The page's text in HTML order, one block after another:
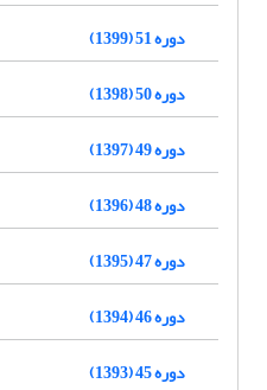
دوره 51 (1399)
دوره 50 (1398)
دوره 49 (1397)
دوره 48 (1396)
دوره 47 (1395)
دوره 46 (1394)
دوره 45 (1393)